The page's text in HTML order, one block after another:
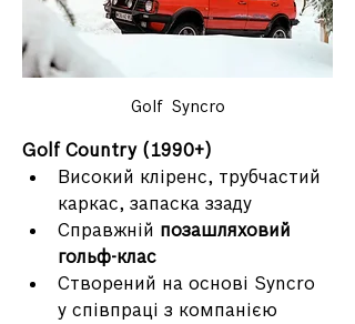
Golf  Syncro
Golf Country (1990+)
Високий кліренс, трубчастий
каркас, запаска ззаду
Справжній позашляховий
гольф-клас
Створений на основі Syncro
у співпраці з компанією